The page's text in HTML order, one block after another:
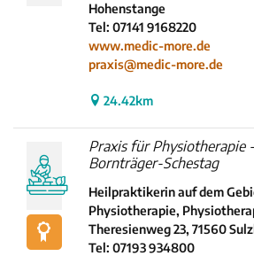
Hohenstange
Tel: 07141 9168220
www.medic-more.de
praxis@medic-more.de
24.42km
Praxis für Physiotherapie
Bornträger-Schestag
Heilpraktikerin auf dem
Physiotherapie,
Theresienweg 23, 71560
Tel: 07193 934800